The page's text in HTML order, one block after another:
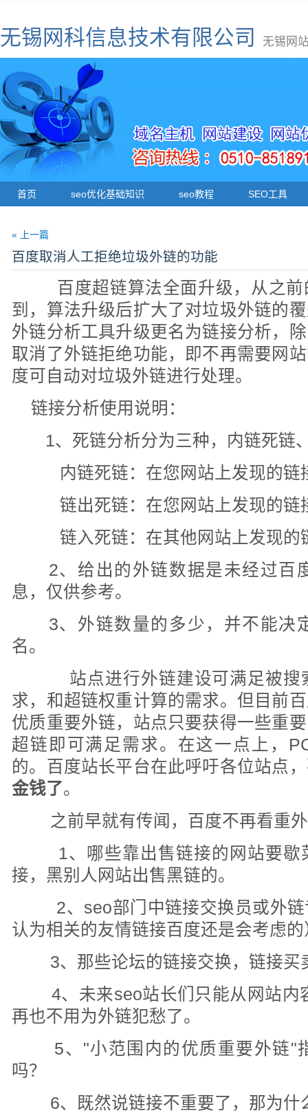
无锡网科信息技术有限公司 无锡网
首页 seo优化基础知识 seo教程 SEO工具
« 上一篇
百度取消人工拒绝垃圾外链的功能
百度超链算法全面升级，从之前
到，算法升级后扩大了对垃圾外链的
外链分析工具升级更名为链接分析，
取消了外链拒绝功能，即不再需要网
度可自动对垃圾外链进行处理。
链接分析使用说明：
1、死链分析分为三种，内链死链
内链死链：在您网站上发现的链
链出死链：在您网站上发现的链
链入死链：在其他网站上发现的
2、给出的外链数据是未经过百
息，仅供参考。
3、外链数量的多少，并不能决
名。
站点进行外链建设可满足被搜
求，和超链权重计算的需求。但目前
优质重要外链，站点只要获得一些重
超链即可满足需求。在这一点上，
的。百度站长平台在此呼吁各位站点，
金钱了。
之前早就有传闻，百度不再看重
1、哪些靠出售链接的网站要歇
接，黑别人网站出售黑链的。
2、seo部门中链接交换员或外链
认为相关的友情链接百度还是会考虑的
3、那些论坛的链接交换，链接买
4、未来seo站长们只能从网站内
再也不用为外链犯愁了。
5、"小范围内的优质重要外链"
吗？
6、既然说链接不重要了，那为什